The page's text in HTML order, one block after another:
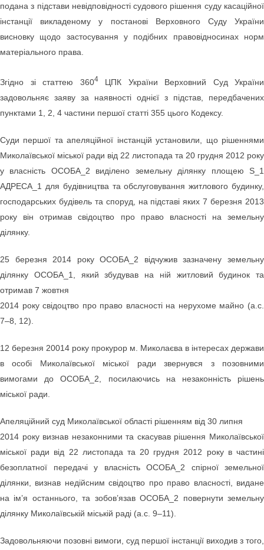
подана з підстави невідповідності судового рішення суду касаційної
інстанції викладеному у постанові Верховного Суду України
висновку щодо застосування у подібних правовідносинах норм
матеріального права.
Згідно зі статтею 3604ЦПК України Верховний Суд України
задовольняє заяву за наявності однієї з підстав, передбачених
пунктами 1, 2, 4 частини першої статті 355 цього Кодексу.
Суди першої та апеляційної інстанцій установили, що рішеннями
Миколаївської міської ради від 22 листопада та 20 грудня 2012 року
у власність ОСОБА_2 виділено земельну ділянку площею S_1
АДРЕСА_1 для будівництва та обслуговування житлового будинку,
господарських будівель та споруд, на підставі яких 7 березня 2013
року він отримав свідоцтво про право власності на земельну
ділянку.
25 березня 2014 року ОСОБА_2 відчужив зазначену земельну
ділянку ОСОБА_1, який збудував на ній житловий будинок та
отримав 7 жовтня
2014 року свідоцтво про право власності на нерухоме майно (а.с.
7–8, 12).
12 березня 20014 року прокурор м. Миколаєва в інтересах держави
в особі Миколаївської міської ради звернувся з позовними
вимогами до ОСОБА_2, посилаючись на незаконність рішень
міської ради.
Апеляційний суд Миколаївської області рішенням від 30 липня
2014 року визнав незаконними та скасував рішення Миколаївської
міської ради від 22 листопада та 20 грудня 2012 року в частині
безоплатної передачі у власність ОСОБА_2 спірної земельної
ділянки, визнав недійсним свідоцтво про право власності, видане
на ім’я останнього, та зобов’язав ОСОБА_2 повернути земельну
ділянку Миколаївській міській раді (а.с. 9–11).
Задовольняючи позовні вимоги, суд першої інстанції виходив з того,